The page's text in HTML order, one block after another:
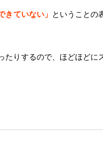
きていない」 ということの
たりするので、ほどほどに